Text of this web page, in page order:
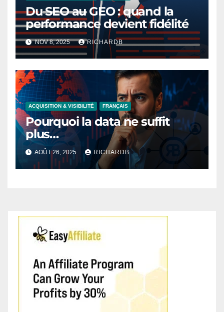
Du SEO au GEO : quand la
performance devient fidélité
NOV 8, 2025 RICHARDB
ACQUISITION & VISIBILITÉ FRANÇAIS
Pourquoi la data ne suffit
plus…
AOÛT 26, 2025 RICHARDB